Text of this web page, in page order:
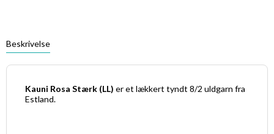
Beskrivelse
Kauni Rosa Stærk (LL) er et lækkert tyndt 8/2 uldgarn fra
Estland.